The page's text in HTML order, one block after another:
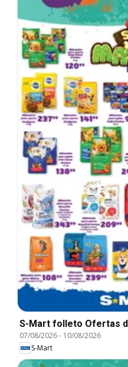
S-Mart folleto Ofertas
07/08/2026- 10/08/2026
S-Mart